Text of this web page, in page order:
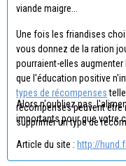
viande maigre...
Une fois les friandises
vous donnez de la ration
pourraient-elles
que l'éducation positive
types de récompenses
récompenses peuvent
supprimer un type de
Alors n'oubliez pas,
importants pour que votre
Article du site : http://